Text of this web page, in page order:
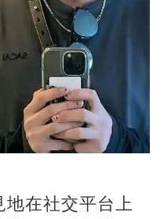
地在社交平台上